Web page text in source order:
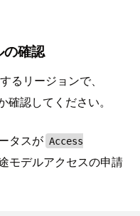
確認
るリージョンで、
認してください。
タスが Access
モデルアクセスの申請